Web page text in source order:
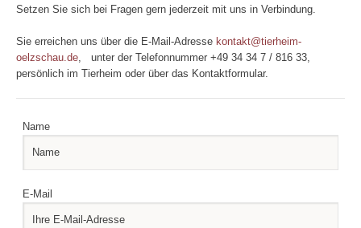
Setzen Sie sich bei Fragen gern jederzeit mit uns in Verbindung.
Sie erreichen uns über die E-Mail-Adressekontakt@tierheim-
oelzschau.de , unter der Telefonnummer +49 34 34 7 / 816 33,
persönlich im Tierheim oder über das Kontaktformular.
Name
E-Mail